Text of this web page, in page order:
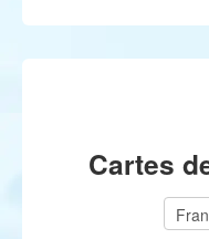
Cartes